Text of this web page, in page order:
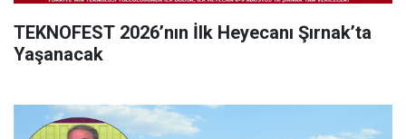
TEKNOFEST 2026’nın İlk Heyecanı Şırnak’ta
Yaşanacak